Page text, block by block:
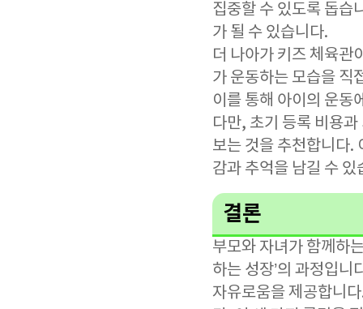
집중할 수 있도록 돕습
가 될 수 있습니다.
더 나아가 키즈 체육관
가 운동하는 모습을 직
이를 통해 아이의 운동
다만, 초기 등록 비용
보는 것을 추천합니다.
감과 추억을 남길 수 있
결론
부모와 자녀가 함께하
하는 성장’의 과정입
자유로움을 제공합니